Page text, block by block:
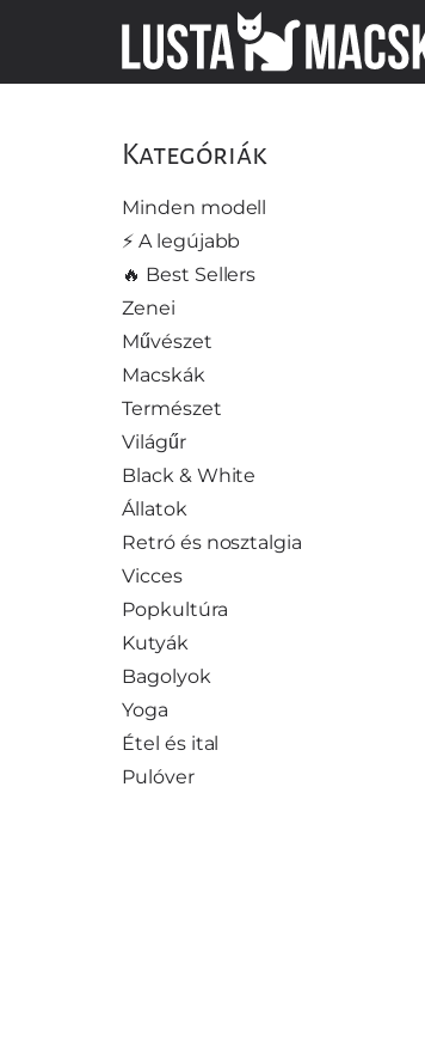
Kategóriák
Minden modell
⚡️ A legújabb
🔥 Best Sellers
Zenei
Művészet
Macskák
Természet
Világűr
Black & White
Állatok
Retró és nosztalgia
Vicces
Popkultúra
Kutyák
Bagolyok
Yoga
Étel és ital
Pulóver